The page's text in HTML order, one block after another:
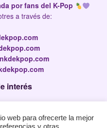
por fans del K-Pop
a través de:
interés
web para ofrecerte la mejor